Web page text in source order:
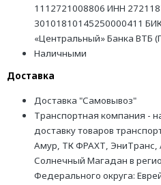
1112721008806 ИНН
30101810145250000411
«Центральный» Банка ВТБ
Наличными
Доставка
Доставка "Самовывоз"
Транспортная компания -
доставку товаров
Амур, ТК ФРАХТ, ЭниТранс,
Солнечный Магадан в
Федерального округа: